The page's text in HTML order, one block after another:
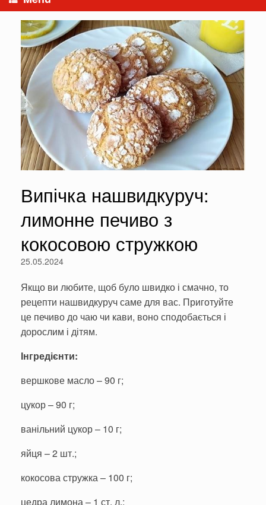
Випічка нашвидкуруч:
лимонне печиво з
кокосовою стружкою
25.05.2024
Якщо ви любите, щоб було швидко і смачно, то
рецепти нашвидкуруч саме для вас. Приготуйте
це печиво до чаю чи кави, воно сподобається і
дорослим і дітям.
Інгредієнти:
вершкове масло – 90 г;
цукор – 90 г;
ванільний цукор – 10 г;
яйця – 2 шт.;
кокосова стружка – 100 г;
цедра лимона – 1 ст. л.;